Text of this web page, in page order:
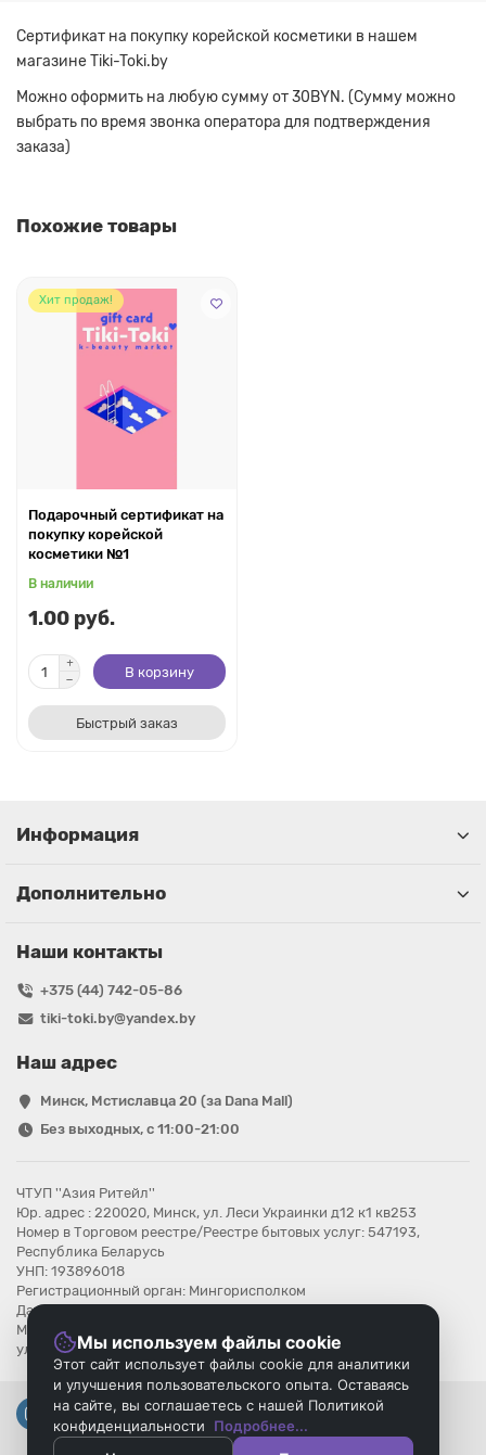
Сертификат на покупку корейской косметики в нашем
магазине Tiki-Toki.by
Можно оформить на любую сумму от 30BYN. (Сумму можно
выбрать по время звонка оператора для подтверждения
заказа)
Похожие товары
Хит продаж!
Подарочный сертификат на
покупку корейской
косметики №1
В наличии
1.00 руб.
В корзину
Быстрый заказ
Информация
Дополнительно
Наши контакты
+375 (44) 742-05-86
tiki-toki.by@yandex.by
Наш адрес
Минск, Мстиславца 20 (за Dana Mall)
Без выходных, с 11:00-21:00
ЧТУП ''Азия Ритейл''
Юр. адрес : 220020, Минск, ул. Леси Украинки д12 к1 кв253
Номер в Торговом реестре/Реестре бытовых услуг: 547193,
Республика Беларусь
УНП: 193896018
Регистрационный орган: Мингорисполком
Дата регистрации компании: 08.08.2025
Местонахождение книги замечаний и предложений: г.Минск,
ул.Мстиславца 20Мы используем файлы cookie
Этот сайт использует файлы cookie для аналитики
и улучшения пользовательского опыта. Оставаясь
на сайте, вы соглашаетесь с нашей Политикой
конфиденциальности
Подробнее...